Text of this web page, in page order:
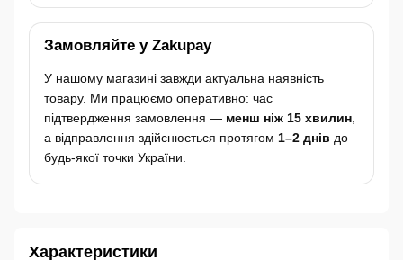
Замовляйте у Zakupay
У нашому магазині завжди актуальна наявність
товару. Ми працюємо оперативно: час
підтвердження замовлення — менш ніж 15 хвилин
а відправлення здійснюється протягом 1–2 днів до
будь-якої точки України.
Характеристики